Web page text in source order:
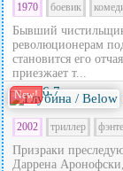
1970 боевик
Бывший
революционерам
становится его
приезжает т...
New! 6.7
2002 триллер
Призраки
Даррена